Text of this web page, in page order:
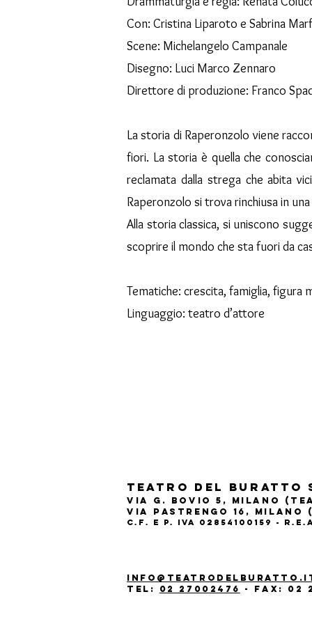
Con: Cristina Liparoto e Sabrina
Scene: Michelangelo Campanale
Disegno: Luci Marco Zennaro
Direttore di produzione: Franco
La storia di Raperonzolo viene
fiori. La storia è quella che
reclamata dalla strega che abita
Raperonzolo si trova rinchiusa in
Alla storia classica, si uniscono
scoprire il mondo che sta fuori da
Tematiche: crescita, famiglia, figura
Linguaggio: teatro d’attore
Teatro del Buratto
Via G. Bovio 5, Milano
Via Pastrengo 16, Milano
C.F. e P. Iva 02854100159 -
Tel: 02 27002476 - Fax: 02